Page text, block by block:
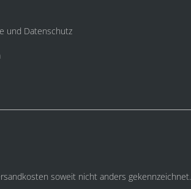
und Datenschutz
soweit nicht anders gekennzeichnet.